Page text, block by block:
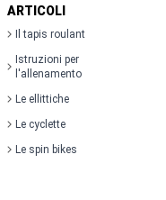
ARTICOLI
Il tapis roulant
Istruzioni per
l'allenamento
Le ellittiche
Le cyclette
Le spin bikes